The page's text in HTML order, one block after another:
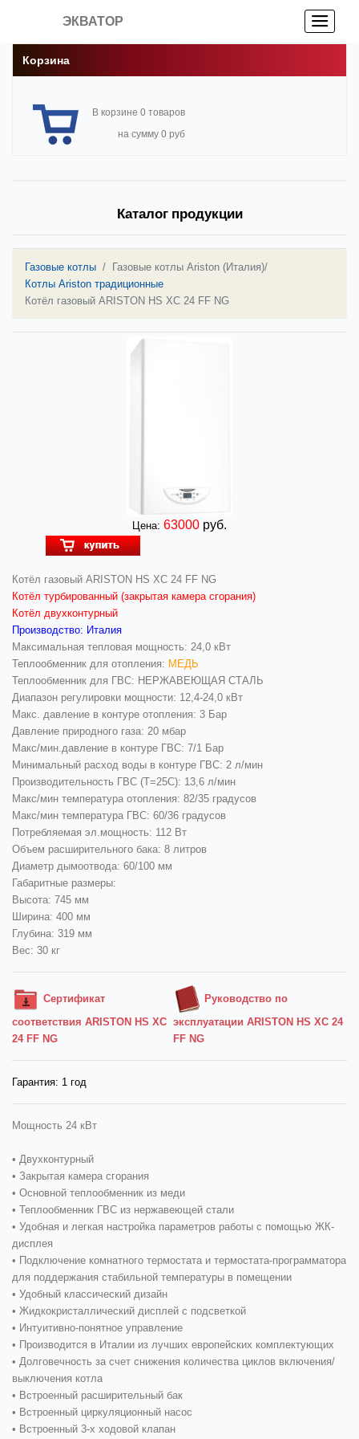
ЭКВАТОР
Корзина
В корзине 0 товаров
на сумму 0 руб
Каталог продукции
Газовые котлы Газовые котлы Ariston (Италия)/
Котлы Ariston традиционные
Котёл газовый ARISTON HS XC 24 FF NG
Цена: 63000 руб.
Котёл газовый ARISTON HS XC 24 FF NG
Котёл турбированный (закрытая камера сгорания)
Котёл двухконтурный
Производство: Италия
Максимальная тепловая мощность: 24,0 кВт
Теплообменник для отопления: МЕДЬ
Теплообменник для ГВС: НЕРЖАВЕЮЩАЯ СТАЛЬ
Диапазон регулировки мощности: 12,4-24,0 кВт
Макс. давление в контуре отопления: 3 Бар
Давление природного газа: 20 мбар
Макс/мин.давление в контуре ГВС: 7/1 Бар
Минимальный расход воды в контуре ГВС: 2 л/мин
Производительность ГВС (Т=25С): 13,6 л/мин
Макс/мин температура отопления: 82/35 градусов
Макс/мин температура ГВС: 60/36 градусов
Потребляемая эл.мощность: 112 Вт
Объем расширительного бака: 8 литров
Диаметр дымоотвода: 60/100 мм
Габаритные размеры:
Высота: 745 мм
Ширина: 400 мм
Глубина: 319 мм
Вес: 30 кг
Сертификат
соответствия ARISTON HS XC
24 FF NG
Руководство по
эксплуатации ARISTON HS XC 24
FF NG
Гарантия: 1 год
Мощность 24 кВт
• Двухконтурный
• Закрытая камера сгорания
• Основной теплообменник из меди
• Теплообменник ГВС из нержавеющей стали
• Удобная и легкая настройка параметров работы с помощью ЖК-
дисплея
• Подключение комнатного термостата и термостата-программатора
для поддержания стабильной температуры в помещении
• Удобный классический дизайн
• Жидкокристаллический дисплей с подсветкой
• Интуитивно-понятное управление
• Производится в Италии из лучших европейских комплектующих
• Долговечность за счет снижения количества циклов включения/
выключения котла
• Встроенный расширительный бак
• Встроенный циркуляционный насос
• Встроенный 3-х ходовой клапан